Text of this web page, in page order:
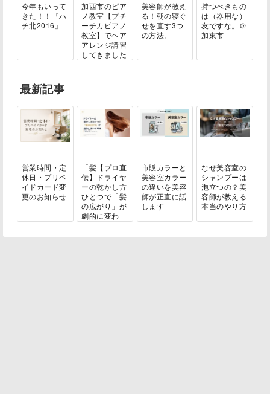
今年もいって
きた！！『ハ
チ北2016』
加西市のピア
ノ教室【プチ
ーチカピアノ
教室】でヘア
アレンジ講習
してきました
美容師が教え
る！朝の寝ぐ
せを直す3つ
の方法。
持つべきもの
は（器用な）
友ですな。＠
加東市
最新記事
営業時間・定
休日・プリペ
イドカード変
更のお知らせ
「髪【プロ直
伝】ドライヤ
ーの乾かし方
ひとつで「髪
の広がり」が
劇的に変わ
る...
市販カラーと
美容室カラー
の違いを美容
師が正直に話
します
なぜ美容室の
シャンプーは
泡立つの？美
容師が教える
本当のやり方